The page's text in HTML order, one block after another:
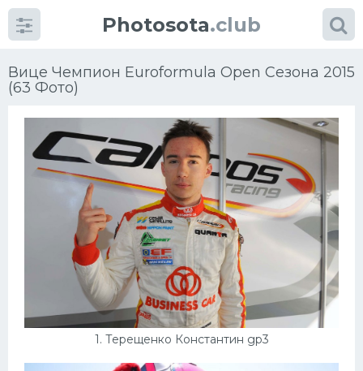
Photosota.club
Вице Чемпион Euroformula Open Сезона 2015
(63 Фото)
1. Терещенко Константин gp3
КатегорииФото
Много картинок...
Велогонки